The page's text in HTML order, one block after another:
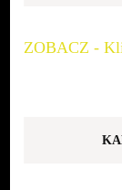
ZOBACZ -